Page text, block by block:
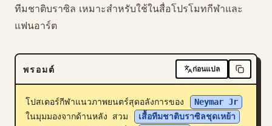
ราคา
ดาวน์โหลด
บล็อก
ทีมชาติบราซิล เหมาะสำหรับใช้ในสื่อโปรโมทกีฬาและ
แฟนอาร์ต
พรอมต์ ก่อนแปล
โปสเตอร์กีฬาแนวภาพยนตร์สุดอลังการของ
Neymar Jr
ในมุมมองจากด้านหลัง สวม
เสื้อทีมชาติบราซิลชุดเหย้า